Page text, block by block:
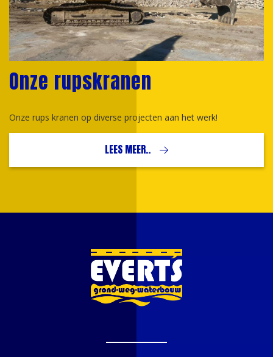
Onze rupskranen
Onze rups kranen op diverse projecten aan het werk!
LEES MEER..